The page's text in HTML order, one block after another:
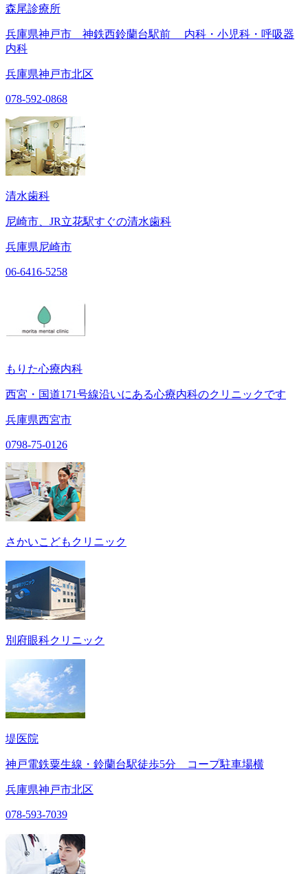
森尾診療所
兵庫県神戸市 神鉄西鈴蘭台駅前 内科・小児科・呼吸器
内科
兵庫県神戸市北区
078-592-0868
清水歯科
尼崎市、JR立花駅すぐの清水歯科
兵庫県尼崎市
06-6416-5258
もりた心療内科
西宮・国道171号線沿いにある心療内科のクリニックです
兵庫県西宮市
0798-75-0126
さかいこどもクリニック
別府眼科クリニック
堤医院
神戸電鉄粟生線・鈴蘭台駅徒歩5分 コープ駐車場横
兵庫県神戸市北区
078-593-7039